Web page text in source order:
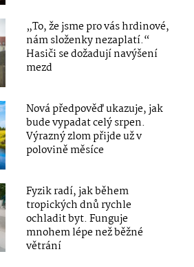
„To, že jsme pro vás hrdinové,
nám složenky nezaplatí.“
Hasiči se dožadují navýšení
mezd
Nová předpověď ukazuje, jak
bude vypadat celý srpen.
Výrazný zlom přijde už v
polovině měsíce
Fyzik radí, jak během
tropických dnů rychle
ochladit byt. Funguje
mnohem lépe než běžné
větrání